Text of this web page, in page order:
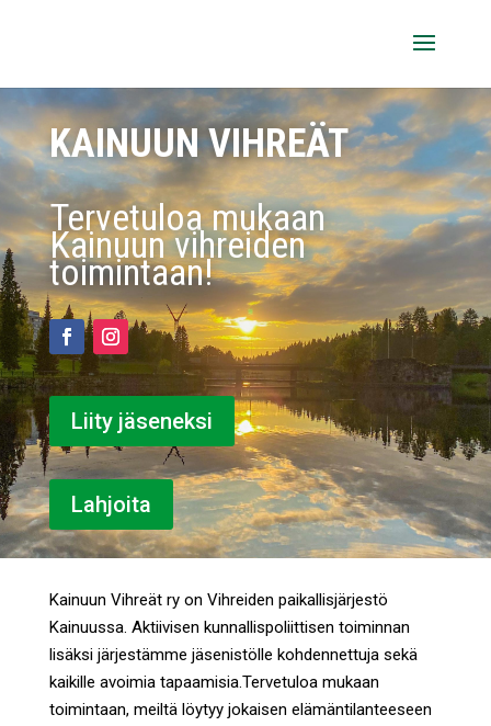
KAINUUN VIHREÄT
Tervetuloa mukaan
Kainuun vihreiden
toimintaan!
Liity jäseneksi
Lahjoita
Kainuun Vihreät ry on Vihreiden paikallisjärjestö
Kainuussa. Aktiivisen kunnallispoliittisen toiminnan
lisäksi järjestämme jäsenistölle kohdennettuja sekä
kaikille avoimia tapaamisia.Tervetuloa mukaan
toimintaan, meiltä löytyy jokaisen elämäntilanteeseen